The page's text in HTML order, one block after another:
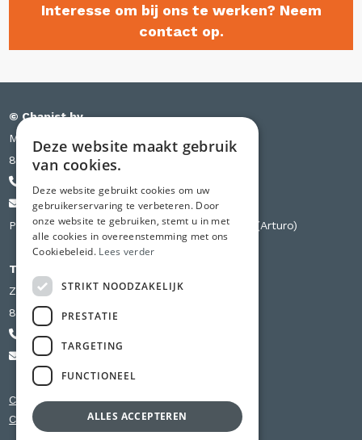
Interesse om bij ons te werken? Neem
contact op.
© Chapist bv
Meensesteenweg 385 bus S03
8501 Kortrijk
info@chapist.be
Partner van Knauf, Weber, Betopor, Uzin Utz (Arturo)
Tweede vestiging
Zilverbergstraat 240 D
8800 Roeselare
+32 56 980 741
info@chapist.be
Chapewerken Oost-Vlaanderen
Chapewerken West-Vlaanderen
Deze website maakt gebruik
van cookies.
Deze website gebruikt cookies om uw
gebruikerservaring te verbeteren. Door
onze website te gebruiken, stemt u in met
alle cookies in overeenstemming met ons
Cookiebeleid. Lees verder
STRIKT NOODZAKELIJK
PRESTATIE
TARGETING
FUNCTIONEEL
ALLES ACCEPTEREN